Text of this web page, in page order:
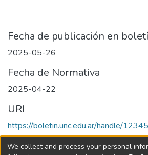
Fecha de publicación en
2025-05-26
Fecha de Normativa
2025-04-22
URI
https://boletin.unc.edu.ar/handle/
Collections
We collect and process your personal